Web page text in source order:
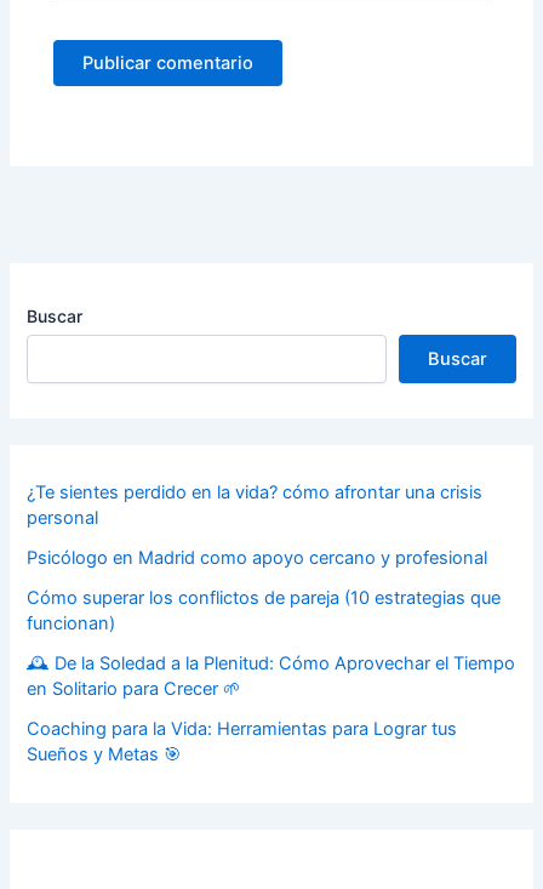
Buscar
Buscar
¿Te sientes perdido en la vida? cómo afrontar una crisis
personal
Psicólogo en Madrid como apoyo cercano y profesional
Cómo superar los conflictos de pareja (10 estrategias que
funcionan)
🕰️ De la Soledad a la Plenitud: Cómo Aprovechar el Tiempo
en Solitario para Crecer 🌱
Coaching para la Vida: Herramientas para Lograr tus
Sueños y Metas 🎯